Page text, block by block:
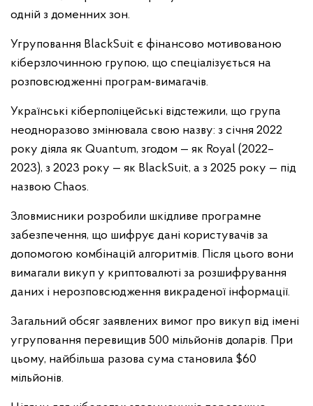
одній з доменних зон.
Угруповання BlackSuit є фінансово мотивованою
кіберзлочинною групою, що спеціалізується на
розповсюдженні програм-вимагачів.
Українські кіберполіцейські відстежили, що група
неодноразово змінювала свою назву: з січня 2022
року діяла як Quantum, згодом — як Royal (2022–
2023), з 2023 року — як BlackSuit, а з 2025 року — під
назвою Chaos.
Зловмисники розробили шкідливе програмне
забезпечення, що шифрує дані користувачів за
допомогою комбінацій алгоритмів. Після цього вони
вимагали викуп у криптовалюті за розшифрування
даних і нерозповсюдження викраденої інформації.
Загальний обсяг заявлених вимог про викуп від імені
угруповання перевищив 500 мільйонів доларів. При
цьому, найбільша разова сума становила $60
мільйонів.